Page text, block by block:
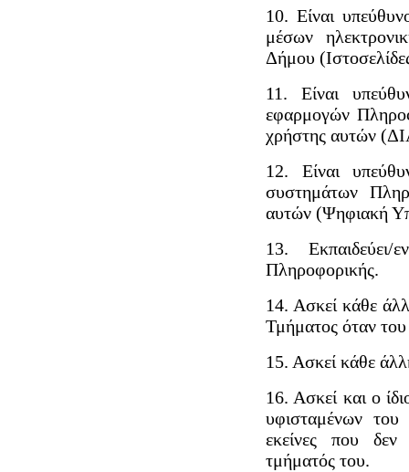
10. Είναι
μέσων
Δήμου
11. Είναι
εφαρμογών
χρήστης αυτών
12. Είναι
συστημάτων
αυτών (Ψηφιακή
13.
Πληροφορικής.
14. Ασκεί κάθε
Τμήματος όταν του
15. Ασκεί κάθε
16. Ασκεί και ο
υφισταμένων
εκείνες που
τμήματός του.